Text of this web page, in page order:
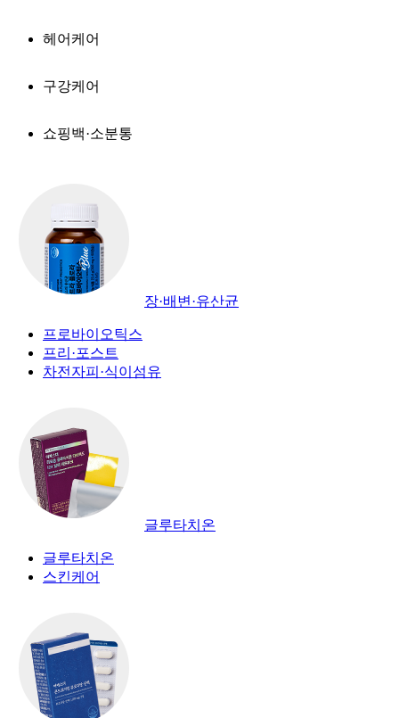
헤어케어
구강케어
쇼핑백·소분통
장·배변·유산균
프로바이오틱스
프리·포스트
차전자피·식이섬유
글루타치온
글루타치온
스킨케어